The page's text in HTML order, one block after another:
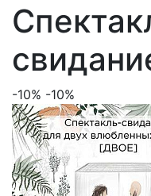
-10% -10%